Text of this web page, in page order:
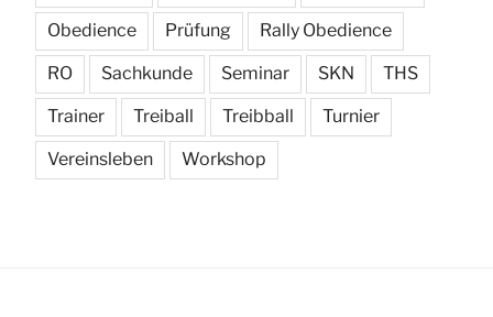
Obedience Prüfung Rally Obedience
RO Sachkunde Seminar SKN THS
Trainer Treiball Treibball Turnier
Vereinsleben Workshop